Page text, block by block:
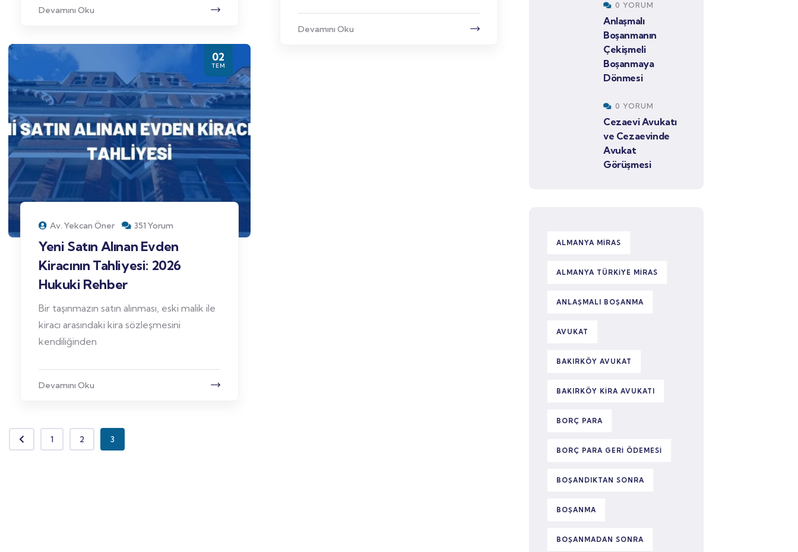
Devamını Oku
Devamını Oku
02
TEM
Av. Yekcan Öner 351 Yorum
Yeni Satın Alınan Evden
Kiracının Tahliyesi: 2026
Hukuki Rehber
Bir taşınmazın satın alınması, eski malik ile
kiracı arasındaki kira sözleşmesini
kendiliğinden
Devamını Oku
1 2 3
0 YORUM
Anlaşmalı
Boşanmanın
Çekişmeli
Boşanmaya
Dönmesi
0 YORUM
Cezaevi Avukatı
ve Cezaevinde
Avukat
Görüşmesi
ALMANYA MIRAS
ALMANYA TÜRKIYE MIRAS
ANLAŞMALI BOŞANMA
AVUKAT
BAKIRKÖY AVUKAT
BAKIRKÖY KIRA AVUKATI
BORÇ PARA
BORÇ PARA GERI ÖDEMESI
BOŞANDIKTAN SONRA
BOŞANMA
BOŞANMADAN SONRA